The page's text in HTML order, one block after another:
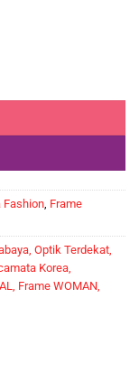
Fashion Frame
Optik Terdekat,
Korea,
Frame WOMAN,